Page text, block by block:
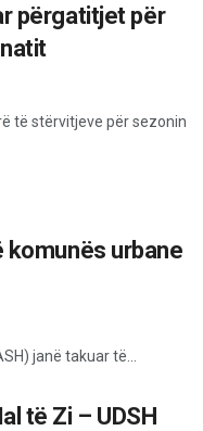
përgatitjet për
të stërvitjeve për sezonin
urbane
janë takuar të...
të Zi – UDSH